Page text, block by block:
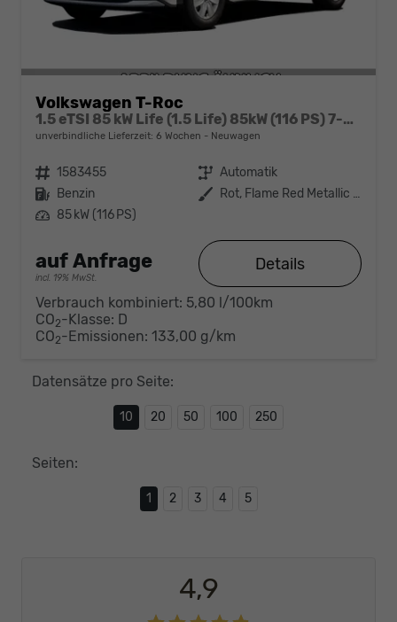
Volkswagen T-Roc
1.5 eTSI 85 kW Life (1.5 Life) 85kW (116 PS) 7-Gang DSG
unverbindliche Lieferzeit: 6 Wochen Neuwagen
Fahrzeugnr. 1583455 Getriebe Automatik
Kraftstoff Benzin Außenfarbe
Rot, Flame Red Metallic (H5)
Leistung 85 kW (116 PS)
auf Anfrage
incl. 19% MwSt.
Details
Verbrauch kombiniert: 5,80 l/100km
CO2-Klasse: D
CO2-Emissionen: 133,00 g/km
Datensätze pro Seite:
10 20 50 100 250
Seiten:
1 2 3 4 5
4,9